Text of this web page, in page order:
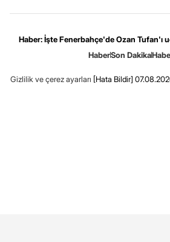
Haber: İşte Fenerbahçe'de Ozan Tufan'ı
HaberSon Dakika
Gizlilik ve çerez ayarları [Hata Bildir]